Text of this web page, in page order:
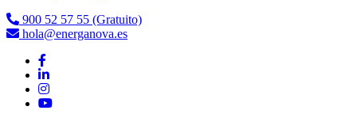
900 52 57 55 (Gratuito)
hola@energanova.es